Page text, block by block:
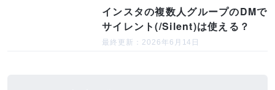
インスタの複数人グループのDMで
サイレント(/Silent)は使える？
最終更新：2026年6月14日